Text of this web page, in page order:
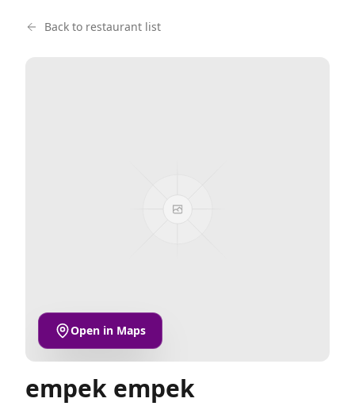
Back to restaurant list
Open in Maps
empek empek